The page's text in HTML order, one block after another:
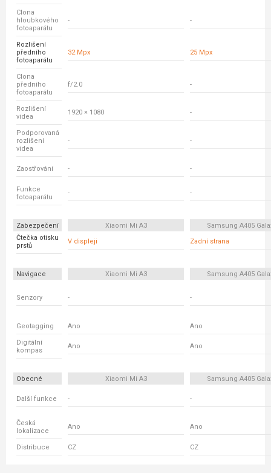
Clona
hloubkového
fotoaparátu
- -
Rozlišení
předního
fotoaparátu
32 Mpx 25 Mpx
Clona
předního
fotoaparátu
f/2.0 -
Rozlišení
videa
1920 × 1080 -
Podporovaná
rozlišení
videa
- -
Zaostřování - -
Funkce
fotoaparátu
- -
Zabezpečení Xiaomi Mi A3
Samsung A405
Čtečka otisku
prstů
V displeji Zadní strana
Navigace Xiaomi Mi A3 Samsung A405
Senzory - -
Geotagging Ano Ano
Digitální
kompas
Ano Ano
Obecné Xiaomi Mi A3 Samsung A405
Další funkce - -
Česká
lokalizace
Ano Ano
Distribuce CZ CZ